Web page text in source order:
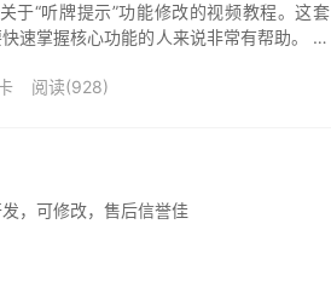
于“听牌提示”功能修改的视频教程。这套
速掌握核心功能的人来说非常有帮助。 在
阅读(928)
，可修改，售后信誉佳